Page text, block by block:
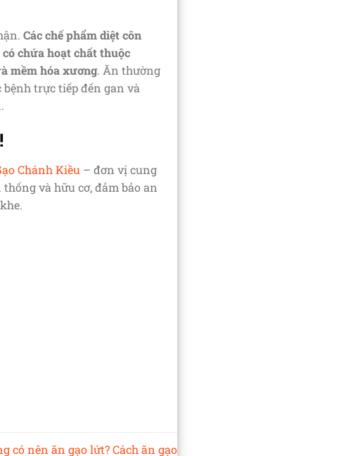
Các chế phẩm diệt côn
chứa hoạt chất thuộc
mềm hóa xương. Ăn thường
trực tiếp đến gan và
Chánh Kiều – đơn vị cung
và hữu cơ, đảm bảo an
có nên ăn gạo lứt? Cách ăn gạo